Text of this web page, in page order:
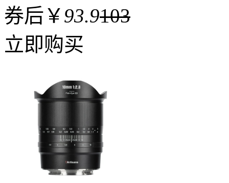
券后￥93.9103
立即购买